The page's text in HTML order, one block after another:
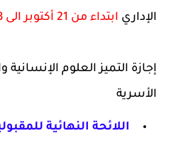
الإداري ابتداء من 21 أكتوبر الى 28 أكتوبر 2024.
إجازة التميز العلوم الإنسانية
الأسرية
اللائحة النهائية